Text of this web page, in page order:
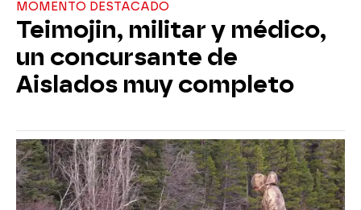
MOMENTO DESTACADO
Teimojin, militar y médico,
un concursante de
Aislados muy completo